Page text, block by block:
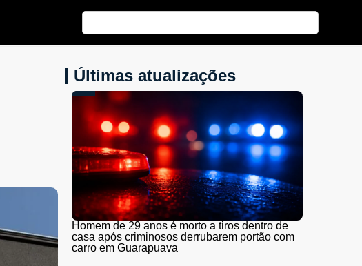
Últimas atualizações
Homem de 29 anos é morto a tiros dentro de
casa após criminosos derrubarem portão com
carro em Guarapuava